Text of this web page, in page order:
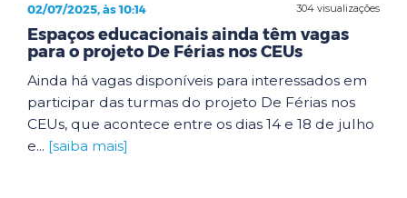
304 visualizações
02/07/2025, às 10:14
Espaços educacionais ainda têm vagas
para o projeto De Férias nos CEUs
Ainda há vagas disponíveis para interessados em
participar das turmas do projeto De Férias nos
CEUs, que acontece entre os dias 14 e 18 de julho
e... [saiba mais]